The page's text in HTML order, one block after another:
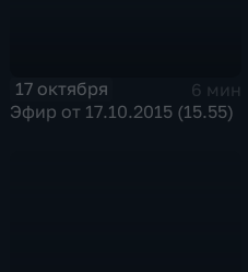
17 октября
6 мин
Эфир от 17.10.2015 (15.55)